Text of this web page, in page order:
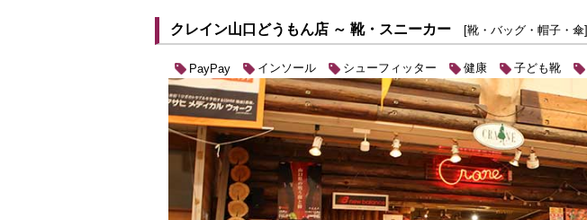
クレイン山口どうもん店 ～ 靴・スニーカー [靴・バッグ・帽子・傘]
PayPay インソール シューフィッター 健康 子ども靴